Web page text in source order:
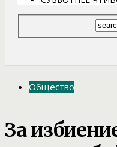
Общество
За